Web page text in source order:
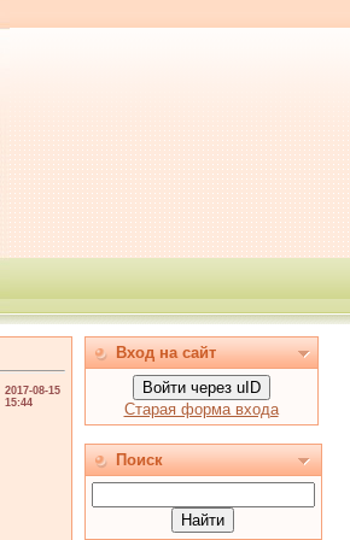
2017-08-15
15:44
Вход на сайт
Войти через uID
Старая форма входа
Поиск